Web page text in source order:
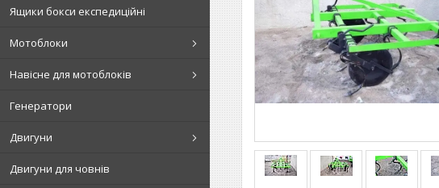
Ящики бокси експедиційні
Мотоблоки
Навісне для мотоблоків
Генератори
Двигуни
Двигуни для човнів